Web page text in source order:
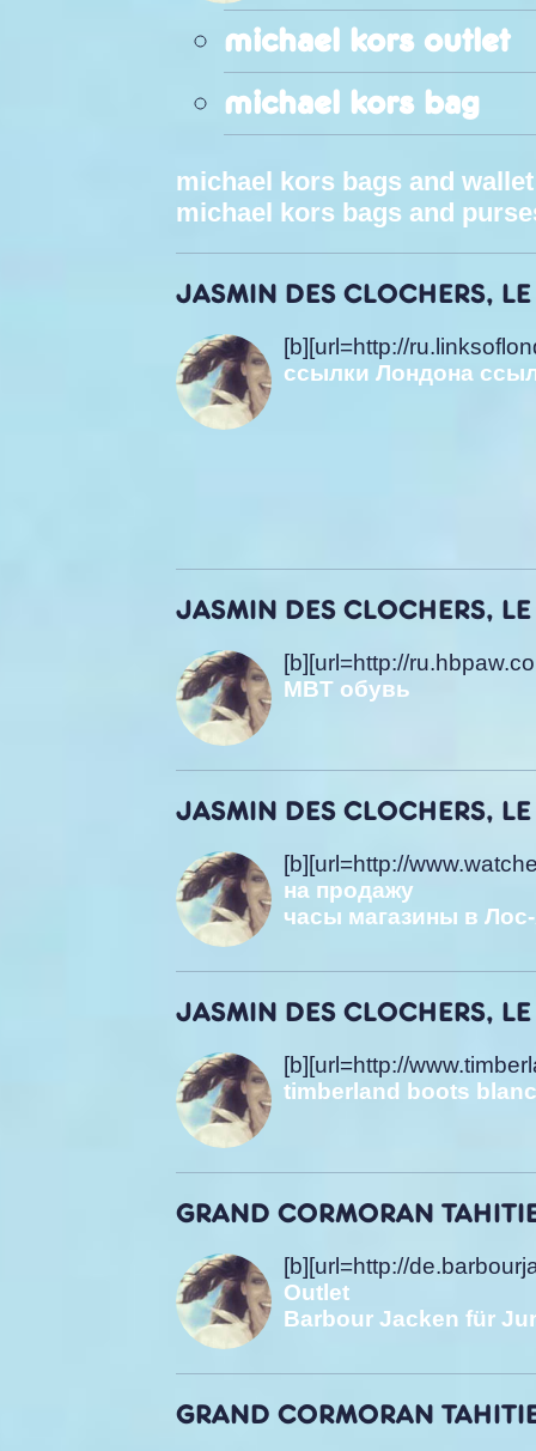
michael kors outlet
michael kors bag
michael kors bags and wallet
michael kors bags and
JASMIN DES CLOCHERS,
[b][url=http://
ссылки Лондона
JASMIN DES CLOCHERS,
[b][url=http://
MBT обувь
JASMIN DES CLOCHERS,
[b][url=http://
на продажу
часы магазины в
JASMIN DES CLOCHERS,
[b][url=http://
timberland boots
GRAND CORMORAN
[b][url=http://
Outlet
Barbour Jacken für
GRAND CORMORAN